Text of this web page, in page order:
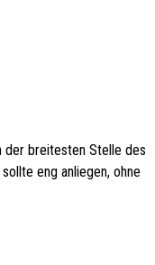
der breitesten Stelle des
eng anliegen, ohne